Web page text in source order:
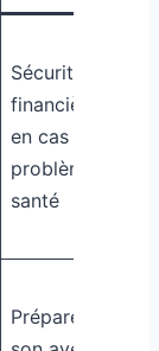
Sécurité
financière
en cas de
problème
santé
Préparer